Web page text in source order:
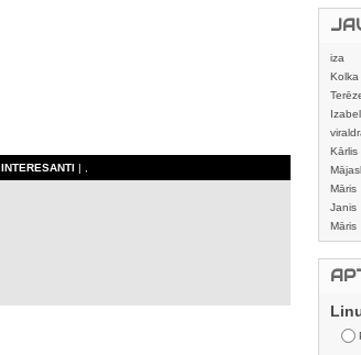
INTERESANTI | ,
iza
Kolka
Kārlis
Māris
Janis
Māris